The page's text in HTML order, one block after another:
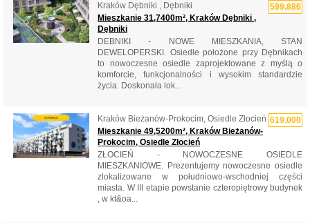
599.886
Kraków Dębniki , Dębniki
Mieszkanie 31,7400m², Kraków Dębniki ,
Dębniki
DEBNIKI - NOWE MIESZKANIA, STAN
DEWELOPERSKI. Osiedle położone przy Dębnikach
to nowoczesne osiedle zaprojektowane z myślą o
komforcie, funkcjonalności i wysokim standardzie
życia. Doskonała lok...
619.000
Kraków Bieżanów-Prokocim, Osiedle Złocień
Mieszkanie 49,5200m², Kraków Bieżanów-
Prokocim, Osiedle Złocień
ZŁOCIEŃ - NOWOCZESNE OSIEDLE
MIESZKANIOWE. Prezentujemy nowoczesne osiedle
zlokalizowane w południowo-wschodniej części
miasta. W III etapie powstanie czteropiętrowy budynek
, w kt&oa...